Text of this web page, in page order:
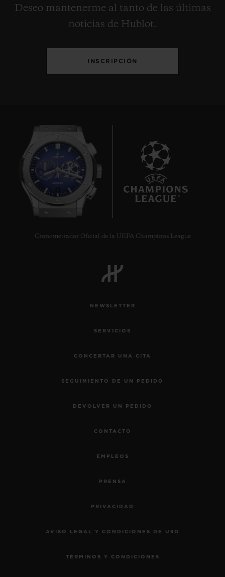
Deseo mantenerme al tanto de las últimas
noticias de Hublot.
INSCRIPCIÓN
Cronometrador Oficial de la UEFA Champions League
NEWSLETTER
SERVICIOS
CONCERTAR UNA CITA
SEGUIMIENTO DE UN PEDIDO
DEVOLVER UN PEDIDO
CONTACTO
EMPLEOS
PRENSA
PRIVACIDAD
AVISO LEGAL Y CONDICIONES DE USO
TÉRMINOS Y CONDICIONES